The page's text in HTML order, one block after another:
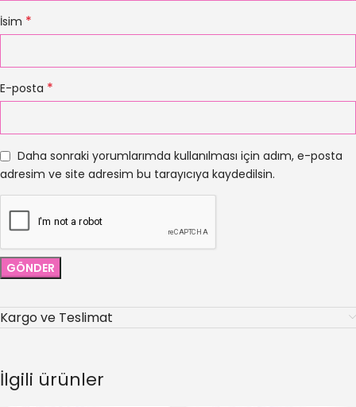
İsim *
E-posta *
Daha sonraki yorumlarımda kullanılması için adım, e-posta
adresim ve site adresim bu tarayıcıya kaydedilsin.
Kargo ve Teslimat
İlgili ürünler